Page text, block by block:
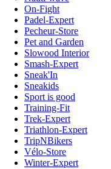
On-Fight
Padel-Expert
Pecheur-Store
Pet and Garden
Slowood Interior
Smash-Expert
Sneak'In
Sneakids
Sport is good
Training-Fit
Trek-Expert
Triathlon-Expert
TripNBikers
Vélo-Store
Winter-Expert